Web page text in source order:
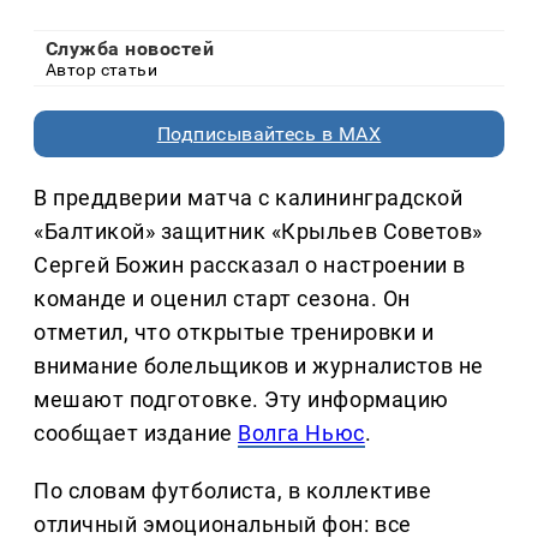
Служба новостей
Автор статьи
Подписывайтесь в MAX
В преддверии матча с калининградской
«Балтикой» защитник «Крыльев Советов»
Сергей Божин рассказал о настроении в
команде и оценил старт сезона. Он
отметил, что открытые тренировки и
внимание болельщиков и журналистов не
мешают подготовке. Эту информацию
сообщает издание Волга Ньюс.
По словам футболиста, в коллективе
отличный эмоциональный фон: все